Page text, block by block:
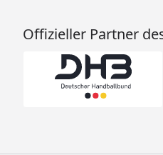
Offizieller Partner